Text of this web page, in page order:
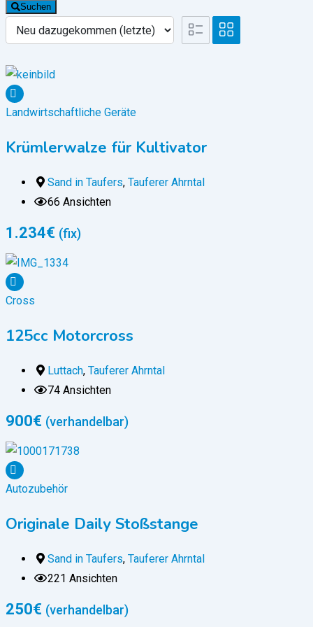
Suchen
Landwirtschaftliche Geräte
Krümlerwalze für Kultivator
Sand in Taufers, Tauferer Ahrntal
66 Ansichten
1.234€ (fix)
Cross
125cc Motorcross
Luttach, Tauferer Ahrntal
74 Ansichten
900€ (verhandelbar)
Autozubehör
Originale Daily Stoßstange
Sand in Taufers, Tauferer Ahrntal
221 Ansichten
250€ (verhandelbar)